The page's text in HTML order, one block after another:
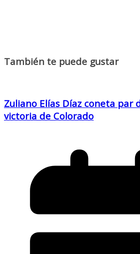
También te puede gustar
Zuliano Elías Díaz coneta par
victoria de Colorado